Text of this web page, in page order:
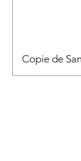
Copie de